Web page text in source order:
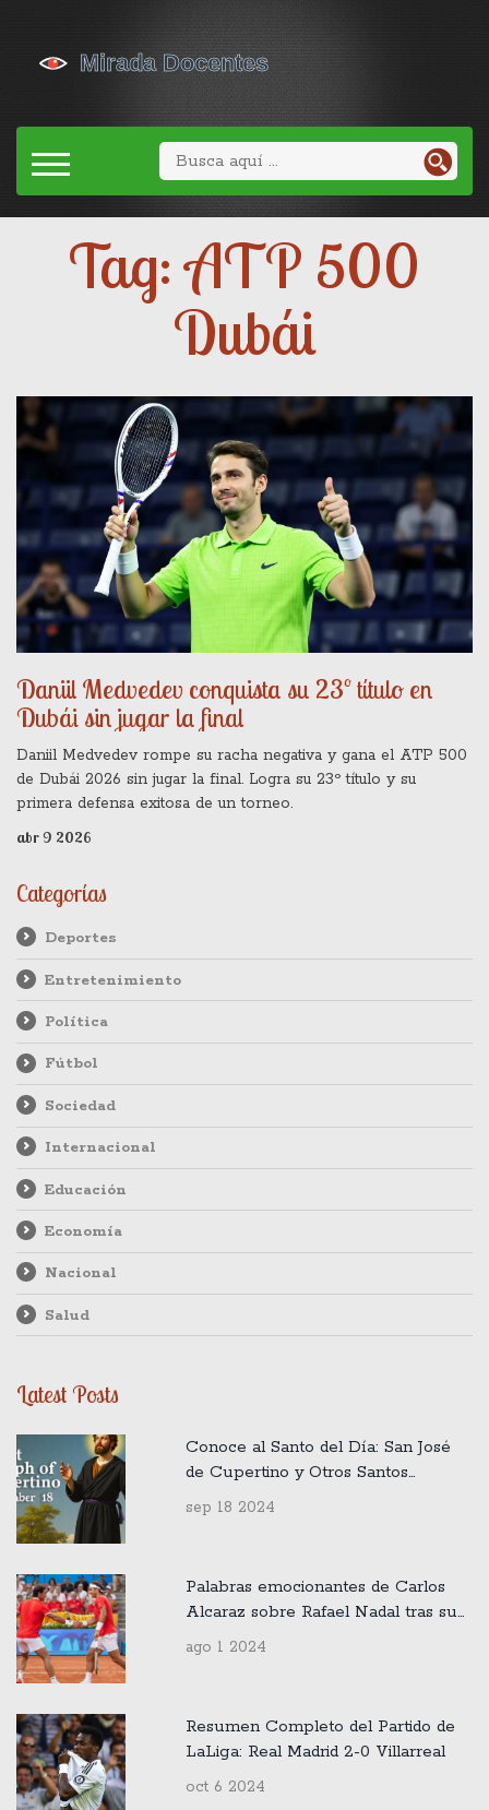
Tag: ATP 500
Dubái
Daniil Medvedev conquista su 23º título en
Dubái sin jugar la final
Daniil Medvedev rompe su racha negativa y gana el ATP 500
de Dubái 2026 sin jugar la final. Logra su 23º título y su
primera defensa exitosa de un torneo.
abr 9 2026
Categorías
Deportes
Entretenimiento
Política
Fútbol
Sociedad
Internacional
Educación
Economía
Nacional
Salud
Latest Posts
Conoce al Santo del Día: San José
de Cupertino y Otros Santos
Celebrados el 18 de Septiembre
sep 18 2024
Palabras emocionantes de Carlos
Alcaraz sobre Rafael Nadal tras su
salida de los Juegos Olímpicos 2024
ago 1 2024
Resumen Completo del Partido de
LaLiga: Real Madrid 2-0 Villarreal
oct 6 2024